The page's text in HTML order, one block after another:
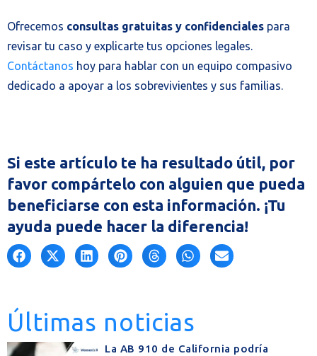
Ofrecemos consultas gratuitas y confidenciales para
revisar tu caso y explicarte tus opciones legales.
Contáctanos hoy para hablar con un equipo compasivo
dedicado a apoyar a los sobrevivientes y sus familias.
Si este artículo te ha resultado útil, por
favor compártelo con alguien que pueda
beneficiarse con esta información. ¡Tu
ayuda puede hacer la diferencia!
Últimas noticias
La AB 910 de California podría